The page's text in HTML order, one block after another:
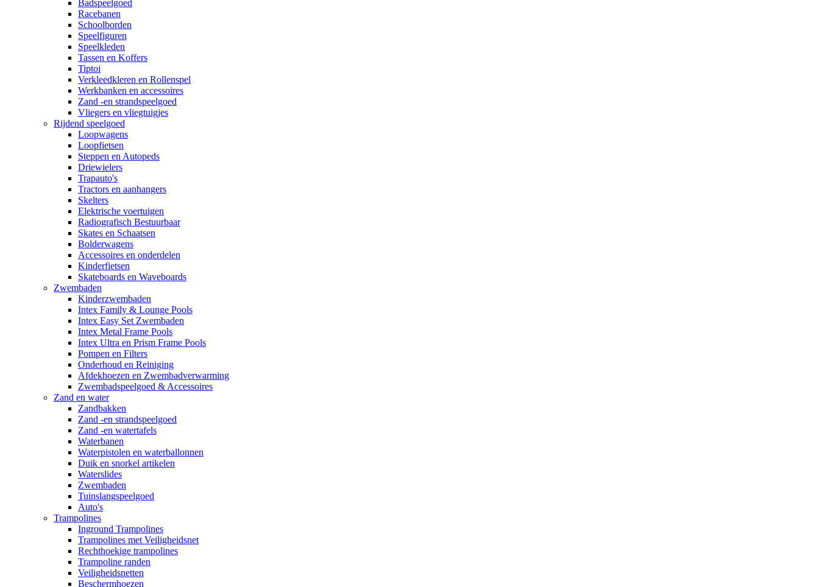
Badspeelgoed
Racebanen
Schoolborden
Speelfiguren
Speelkleden
Tassen en Koffers
Tiptoi
Verkleedkleren en Rollenspel
Werkbanken en accessoires
Zand -en strandspeelgoed
Vliegers en vliegtuigjes
Rijdend speelgoed
Loopwagens
Loopfietsen
Steppen en Autopeds
Driewielers
Trapauto's
Tractors en aanhangers
Skelters
Elektrische voertuigen
Radiografisch Bestuurbaar
Skates en Schaatsen
Bolderwagens
Accessoires en onderdelen
Kinderfietsen
Skateboards en Waveboards
Zwembaden
Kinderzwembaden
Intex Family & Lounge Pools
Intex Easy Set Zwembaden
Intex Metal Frame Pools
Intex Ultra en Prism Frame Pools
Pompen en Filters
Onderhoud en Reiniging
Afdekhoezen en Zwembadverwarming
Zwembadspeelgoed & Accessoires
Zand en water
Zandbakken
Zand -en strandspeelgoed
Zand -en watertafels
Waterbanen
Waterpistolen en waterballonnen
Duik en snorkel artikelen
Waterslides
Zwembaden
Tuinslangspeelgoed
Auto's
Trampolines
Inground Trampolines
Trampolines met Veiligheidsnet
Rechthoekige trampolines
Trampoline randen
Veiligheidsnetten
Beschermhoezen